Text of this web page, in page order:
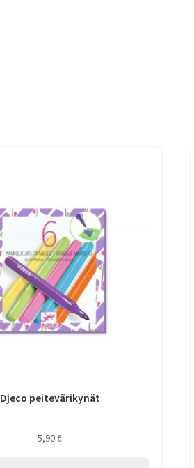
Djeco peitevärikynät
5,90€